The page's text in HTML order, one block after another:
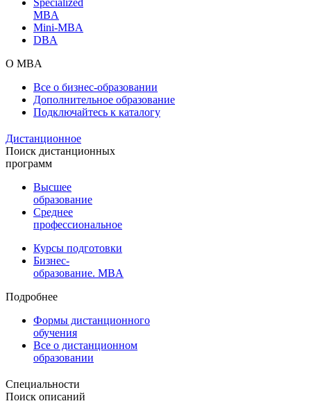
MBA
Mini-MBA
DBA
О MBA
Все о бизнес-образовании
Дополнительное образование
Подключайтесь к каталогу
Дистанционное
Поиск дистанционных
программ
Высшее
образование
Среднее
профессиональное
Курсы подготовки
Бизнес-
образование. MBA
Подробнее
Формы дистанционного
обучения
Все о дистанционном
образовании
Специальности
Поиск описаний